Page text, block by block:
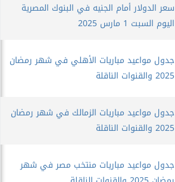
سعر الدولار أمام الجنيه في البنوك المصرية
اليوم السبت 1 مارس 2025
جدول مواعيد مباريات الأهلي في شهر رمضان
2025 والقنوات الناقلة
جدول مواعيد مباريات الزمالك في شهر رمضان
2025 والقنوات الناقلة
جدول مواعيد مباريات منتخب مصر في شهر